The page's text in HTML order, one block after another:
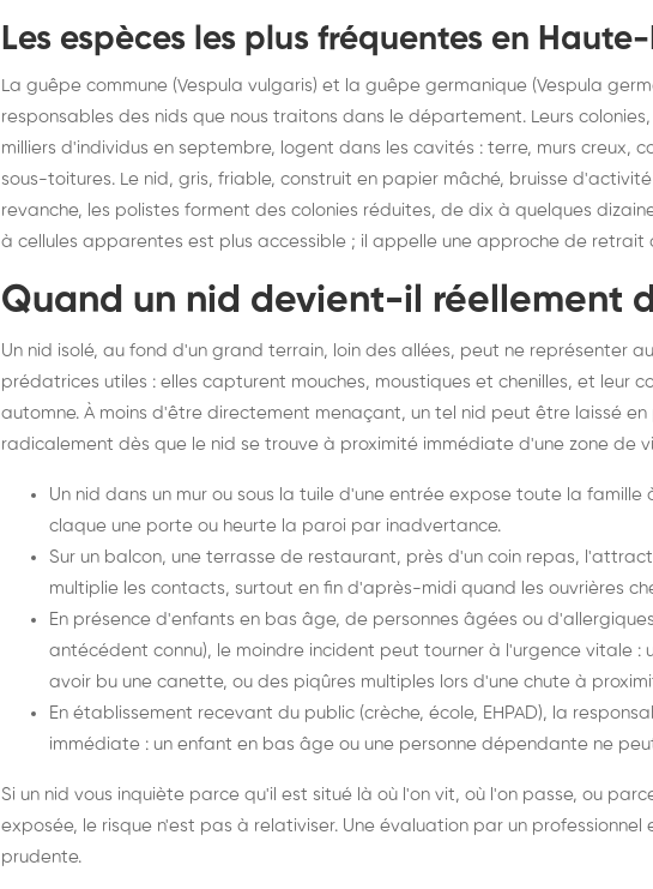
Les espèces les plus fréquentes en
La guêpe commune (Vespula vulgaris) et la guêpe germanique (Vespula
responsables des nids que nous traitons dans le département. Leurs
milliers d'individus en septembre, logent dans les cavités : terre, murs creux,
sous-toitures. Le nid, gris, friable, construit en papier mâché, bruisse
revanche, les polistes forment des colonies réduites, de dix à quelques
à cellules apparentes est plus accessible ; il appelle une approche de retrait
Quand un nid devient-il réellement
Un nid isolé, au fond d'un grand terrain, loin des allées, peut ne représenter
prédatrices utiles : elles capturent mouches, moustiques et chenilles, et leur
automne. À moins d'être directement menaçant, un tel nid peut être laissé
radicalement dès que le nid se trouve à proximité immédiate d'une zone de
Un nid dans un mur ou sous la tuile d'une entrée expose toute la
claque une porte ou heurte la paroi par inadvertance.
Sur un balcon, une terrasse de restaurant, près d'un coin repas,
multiplie les contacts, surtout en fin d'après-midi quand les ouvrières
En présence d'enfants en bas âge, de personnes âgées ou
antécédent connu), le moindre incident peut tourner à l'urgence vitale :
avoir bu une canette, ou des piqûres multiples lors d'une chute à
En établissement recevant du public (crèche, école, EHPAD), la
immédiate : un enfant en bas âge ou une personne dépendante ne
Si un nid vous inquiète parce qu'il est situé là où l'on vit, où l'on passe, ou
exposée, le risque n'est pas à relativiser. Une évaluation par un professionnel
prudente.